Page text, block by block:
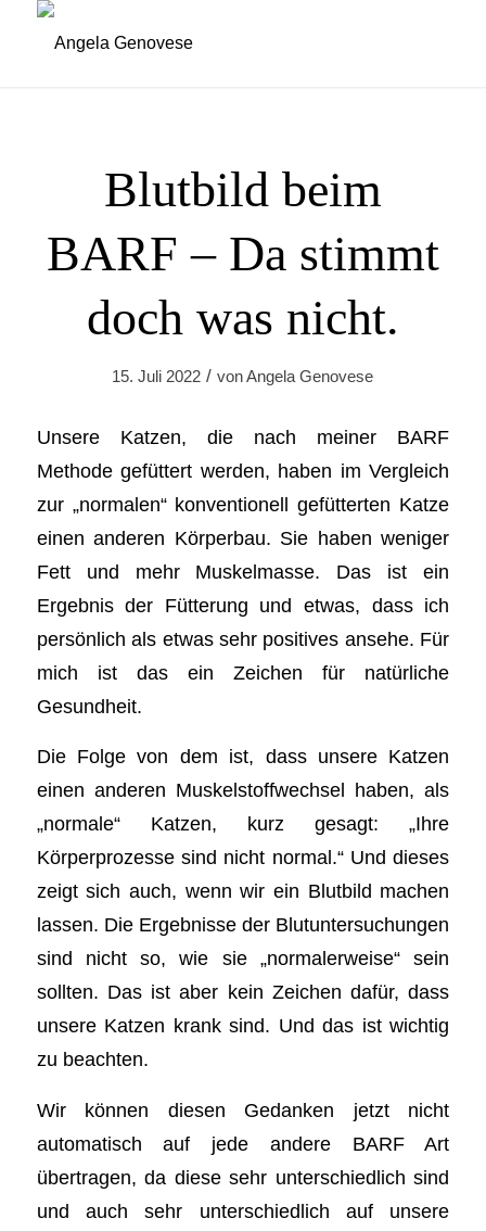
Blutbild beim
BARF – Da stimmt
doch was nicht.
15. Juli 2022 / vonAngela Genovese
Unsere Katzen, die nach meiner BARF
Methode gefüttert werden, haben im Vergleich
zur „normalen“ konventionell gefütterten Katze
einen anderen Körperbau. Sie haben weniger
Fett und mehr Muskelmasse. Das ist ein
Ergebnis der Fütterung und etwas, dass ich
persönlich als etwas sehr positives ansehe. Für
mich ist das ein Zeichen für natürliche
Gesundheit.
Die Folge von dem ist, dass unsere Katzen
einen anderen Muskelstoffwechsel haben, als
„normale“ Katzen, kurz gesagt: „Ihre
Körperprozesse sind nicht normal.“ Und dieses
zeigt sich auch, wenn wir ein Blutbild machen
lassen. Die Ergebnisse der Blutuntersuchungen
sind nicht so, wie sie „normalerweise“ sein
sollten. Das ist aber kein Zeichen dafür, dass
unsere Katzen krank sind. Und das ist wichtig
zu beachten.
Wir können diesen Gedanken jetzt nicht
automatisch auf jede andere BARF Art
übertragen, da diese sehr unterschiedlich sind
und auch sehr unterschiedlich auf unsere